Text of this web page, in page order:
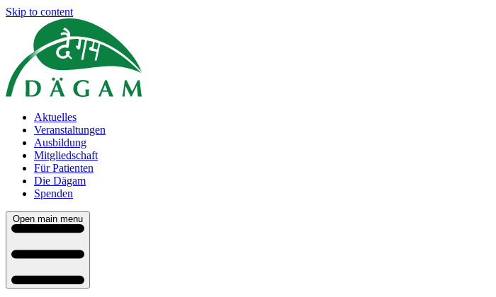
Skip to content
Aktuelles
Veranstaltungen
Ausbildung
Mitgliedschaft
Für Patienten
Die Dägam
Spenden
Open main menu